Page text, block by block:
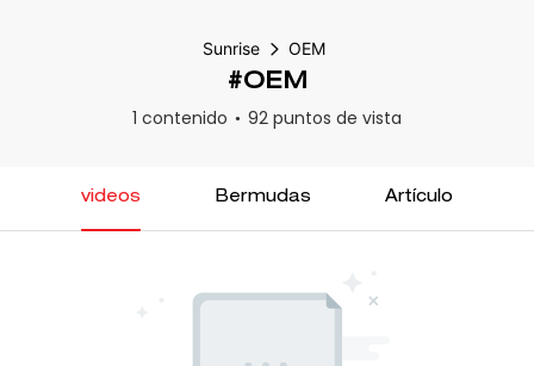
Sunrise OEM
#OEM
1 contenido
92 puntos de vista
videos Bermudas Artículo